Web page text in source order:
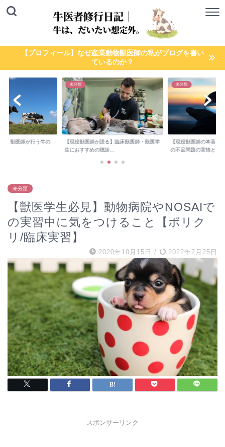
【プロフィール】なぜ産業動物獣医師の私がブログを書い
ているのか？
】獣医師が行う牛の
未分類
【現役獣医師が語る】臨床獣医師・獣医学
生におすすめの聴診...
未分類
【現役獣医師の本音】
の不足問題の実情と...
未分類
【獣医学生必見】動物病院やNOSAIで
の実習中に気をつけること【ポリク
リ/臨床実習】
2020年10月15日 / 2022年2月25日
スポンサーリンク